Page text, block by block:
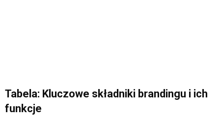
Tabela: Kluczowe składniki brandingu i ich
funkcje